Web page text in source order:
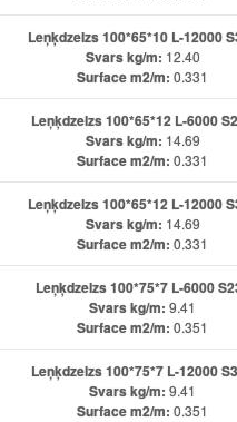
Leņķdzelzs 100*65*10 L-12000
Svars kg/m: 12.40
Surface m2/m: 0.331
Leņķdzelzs 100*65*12 L-6000
Svars kg/m: 14.69
Surface m2/m: 0.331
Leņķdzelzs 100*65*12 L-12000
Svars kg/m: 14.69
Surface m2/m: 0.331
Leņķdzelzs 100*75*7 L-6000
Svars kg/m: 9.41
Surface m2/m: 0.351
Leņķdzelzs 100*75*7 L-12000
Svars kg/m: 9.41
Surface m2/m: 0.351